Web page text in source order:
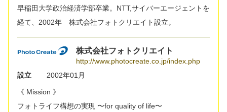
早稲田大学政治経済学部卒業。NTT,サイバーエージェントを
経て、2002年 株式会社フォトクリエイト設立。
株式会社フォトクリエイト
http://www.photocreate.co.jp/index.php
設立
2002年01月
《 Mission 》
フォトライフ構想の実現 〜for quality of life〜